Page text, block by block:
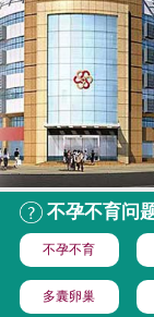
不孕不育问
不孕不育
多囊卵巢